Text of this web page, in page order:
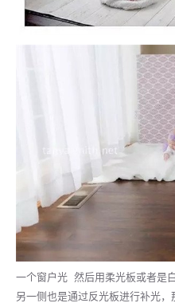
一个窗户光 然后用柔光板或者是
另一侧也是通过反光板进行补光，